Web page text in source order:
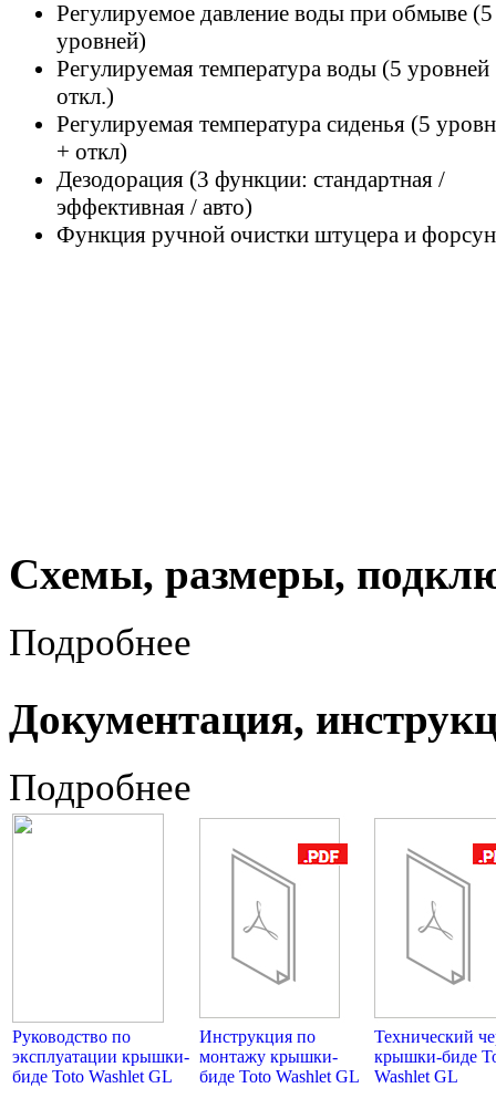
Регулируемое давление воды при обмыве (5
уровней)
Регулируемая температура воды (5 уровней
откл.)
Регулируемая температура сиденья (5
+ откл)
Дезодорация (3 функции: стандартная /
эффективная / авто)
Функция ручной очистки штуцера и
Схемы, размеры,
Подробнее
Документация,
Подробнее
Руководство по
эксплуатации крышки-
биде Toto Washlet GL
Инструкция по
монтажу крышки-
биде Toto Washlet GL
Технический
крышки-биде
Washlet GL